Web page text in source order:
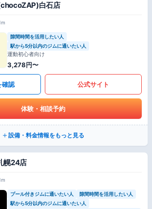
白石店
隙間時間を活用したい人
駅から5分以内のジムに通いたい人
運動初心者向け
3,278円〜
確認 公式サイト
体験・相談予約
設備・料金情報をもっと見る
幌24店
プール付きジムに通いたい人
隙間時間を活用したい人
駅から5分以内のジムに通いたい人